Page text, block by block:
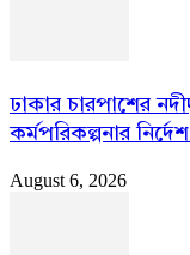
ঢাকার চারপাশের
কর্মপরিকল্পনার নির্দেশ
August 6, 2026